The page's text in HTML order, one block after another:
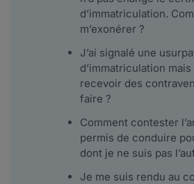
d’immatriculation.
m’exonérer ?
J’ai signalé une
d’immatriculation
recevoir des
faire ?
Comment contester
permis de conduire
dont je ne suis pas
Je me suis rendu au